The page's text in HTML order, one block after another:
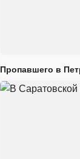
Пропавшего в